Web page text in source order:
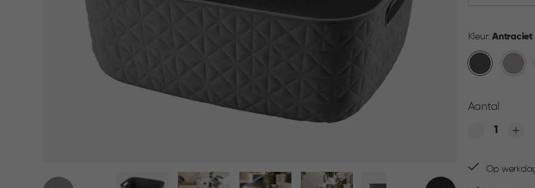
Kleur: Antraciet
AntracietTaupe
Aantal
Quantity:
Op